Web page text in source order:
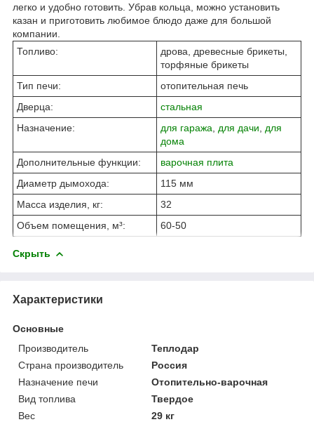
легко и удобно готовить. Убрав кольца, можно установить
казан и приготовить любимое блюдо даже для большой
компании.
Топливо:
дрова, древесные брикеты,
торфяные брикеты
Тип печи:
отопительная печь
Дверца:
стальная
Назначение:
для гаража для дачи
для
дома
Дополнительные функции:
варочная плита
Диаметр дымохода:
115 мм
Масса изделия, кг:
32
Объем помещения, м³:
60-50
Скрыть
Характеристики
Основные
Производитель
Теплодар
Страна производитель
Россия
Назначение печи
Отопительно-варочная
Вид топлива
Твердое
Вес
29 кг